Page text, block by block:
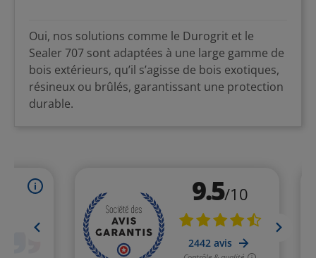
Oui, nos solutions comme le Durogrit et le
Sealer 707 sont adaptées à une large gamme de
bois extérieurs, qu’il s’agisse de bois exotiques,
résineux ou brûlés, garantissant une protection
durable.